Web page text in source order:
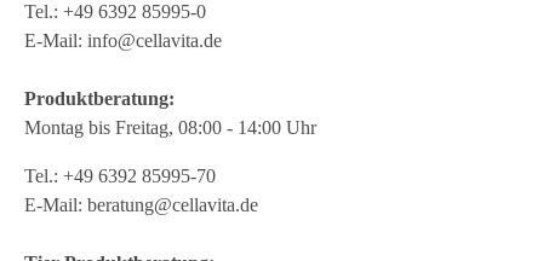
Tel.: +49 6392 85995-0
E-Mail: info@cellavita.de
Produktberatung:
Montag bis Freitag, 08:00 - 14:00 Uhr
Tel.: +49 6392 85995-70
E-Mail: beratung@cellavita.de